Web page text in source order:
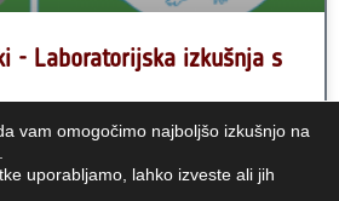
- Laboratorijska izkušnja s
eksperimentalnih dejavnosti bodo
preživetja tardigrad, znanih tudi
bodo pogoje
vam omogočimo najboljšo izkušnjo na
uporabljamo, lahko izveste ali jih